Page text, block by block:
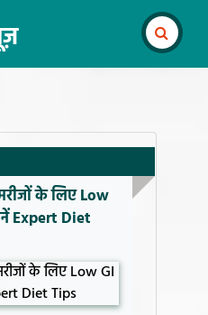
के लिए Low
Expert Diet